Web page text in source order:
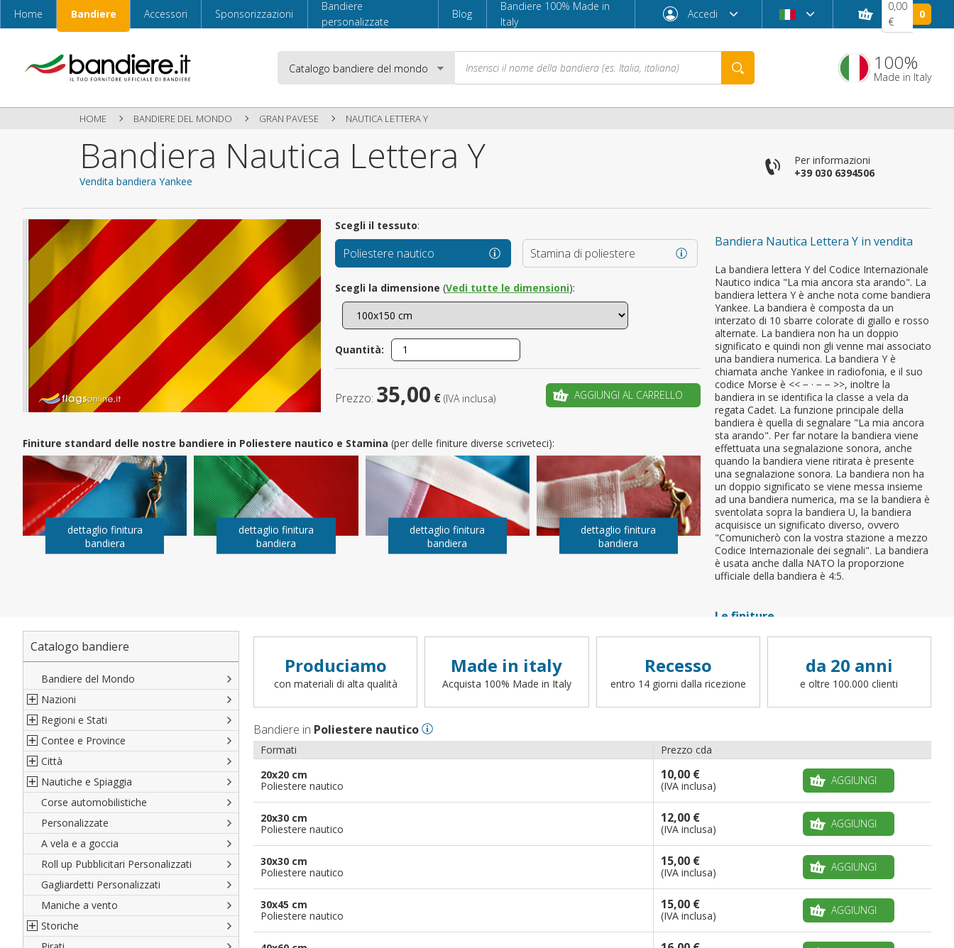
Home Bandiere Accessori Sponsorizzazioni
Bandiere
personalizzate
Blog
Bandiere 100% Made in
Italy
Accedi
Accedi
È il tuo primo ordine?
CREA UN NUOVO ACCOUNT
0,00
€
0
100%
Made in Italy
HOME BANDIERE DEL MONDO GRAN PAVESE NAUTICA LETTERA Y
Bandiera Nautica Lettera Y
Vendita bandiera Yankee
Per informazioni
+39 030 6394506
Bandiera Nautica Lettera Y in vendita
La bandiera lettera Y del Codice Internazionale
Nautico indica "La mia ancora sta arando". La
bandiera lettera Y è anche nota come bandiera
Yankee. La bandiera è composta da un
interzato di 10 sbarre colorate di giallo e rosso
alternate. La bandiera non ha un doppio
significato e quindi non gli venne mai associato
una bandiera numerica. La bandiera Y è
chiamata anche Yankee in radiofonia, e il suo
codice Morse è << − · − − >>, inoltre la
bandiera in se identifica la classe a vela da
regata Cadet. La funzione principale della
bandiera è quella di segnalare "La mia ancora
sta arando". Per far notare la bandiera viene
effettuata una segnalazione sonora, anche
quando la bandiera viene ritirata è presente
una segnalazione sonora. La bandiera non ha
un doppio significato se viene messa insieme
ad una bandiera numerica, ma se la bandiera è
sventolata sopra la bandiera U, la bandiera
acquisisce un significato diverso, ovvero
"Comunicherò con la vostra stazione a mezzo
Codice Internazionale dei segnali". La bandiera
è usata anche dalla NATO la proporzione
ufficiale della bandiera è 4:5.
Le finiture
70x100 e 91x140 è realizzata solo con asola.
Poliestere Nautico e stamina: la finitura
moschettone,ad eccezione delle bandiere
fettucce, ganci o altro, potete scrivere a
Scegli il tessuto:
Poliestere nautico Stamina di poliestere
Scegli la dimensione (Vedi tutte le dimensioni):
Quantità:
Prezzo: 35,00 € (IVA inclusa) AGGIUNGI AL CARRELLO
Finiture standard delle nostre bandiere in Poliestere nautico e Stamina (per delle finiture diverse scriveteci):
dettaglio finitura
bandiera
dettaglio finitura
bandiera
dettaglio finitura
bandiera
dettaglio finitura
bandiera
Catalogo bandiere
Bandiere del Mondo
Nazioni
Nord America
Sud America
Europa
Africa
Asia
Oceania
Regioni e Stati
Regioni italiane
Territori Italiani
Stati USA
Francesi
Spagnole
Austriache
Tedesche
Regioni varie
Contee e Province
Cantoni Svizzeri
Province Italiane
Province Spagnole
Francia d'oltremare
Territori britannici d'oltremare
Varie Province del Mondo
Città
Città Italiane
Città spagnole
Città francesi
Città del mondo
Nautiche e Spiaggia
Militari e Mercantili
Codice internazionale nautico
Gran Pavese
Da spiaggia
Di cortesia
Corse automobilistiche
Personalizzate
A vela e a goccia
Roll up Pubblicitari Personalizzati
Gagliardetti Personalizzati
Maniche a vento
Storiche
Produciamo
con materiali di alta qualità
Made in italy
Acquista 100% Made in Italy
Recesso
entro 14 giorni dalla ricezione
da 20 anni
e oltre 100.000 clienti
Bandiere in Poliestere nautico
Formati
Prezzo cda
20x20 cm
Poliestere nautico
10,00 €
(IVA inclusa) AGGIUNGI
20x30 cm
Poliestere nautico
12,00 €
(IVA inclusa) AGGIUNGI
30x30 cm
Poliestere nautico
15,00 €
(IVA inclusa) AGGIUNGI
30x45 cm
Poliestere nautico
15,00 €
(IVA inclusa) AGGIUNGI